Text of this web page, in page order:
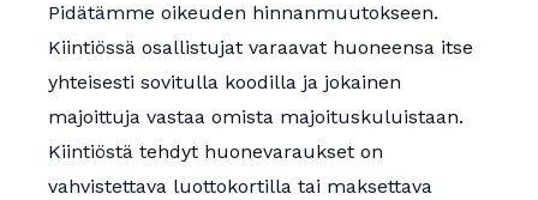
Pidätämme oikeuden hinnanmuutokseen.
Kiintiössä osallistujat varaavat huoneensa itse
yhteisesti sovitulla koodilla ja jokainen
majoittuja vastaa omista majoituskuluistaan.
Kiintiöstä tehdyt huonevaraukset on
vahvistettava luottokortilla tai maksettava